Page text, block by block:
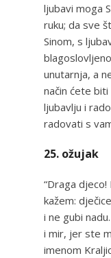
ljubavi moga
ruku; da sve
Sinom, s
unutarnja, a
način ćete biti
ljubavlju i
radovati s
25. ožujak
“Draga
kažem:
i ne gubi
i mir, jer ste
imenom